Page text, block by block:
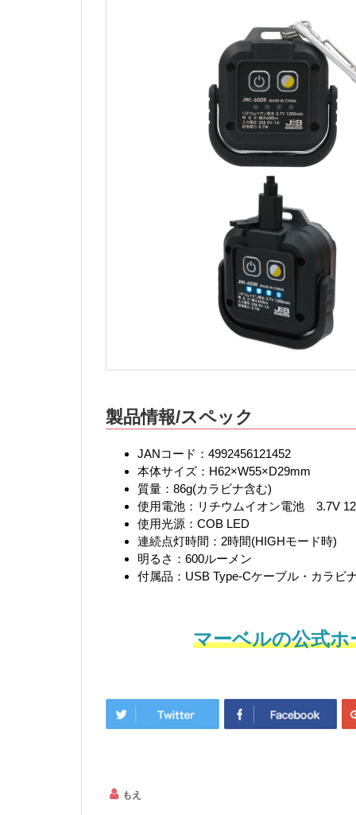
製品情報/スペック
JANコード：4992456121452
本体サイズ：H62×W55×D29mm
質量：86g(カラビナ含む)
使用電池：リチウムイオン電池 3.7V
使用光源：COB LED
連続点灯時間：2時間(HIGHモード時)
明るさ：600ルーメン
付属品：USB Type-Cケーブル・カラビ
マーベルの公式
もえ